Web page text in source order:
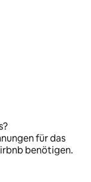
für das
benötigen.